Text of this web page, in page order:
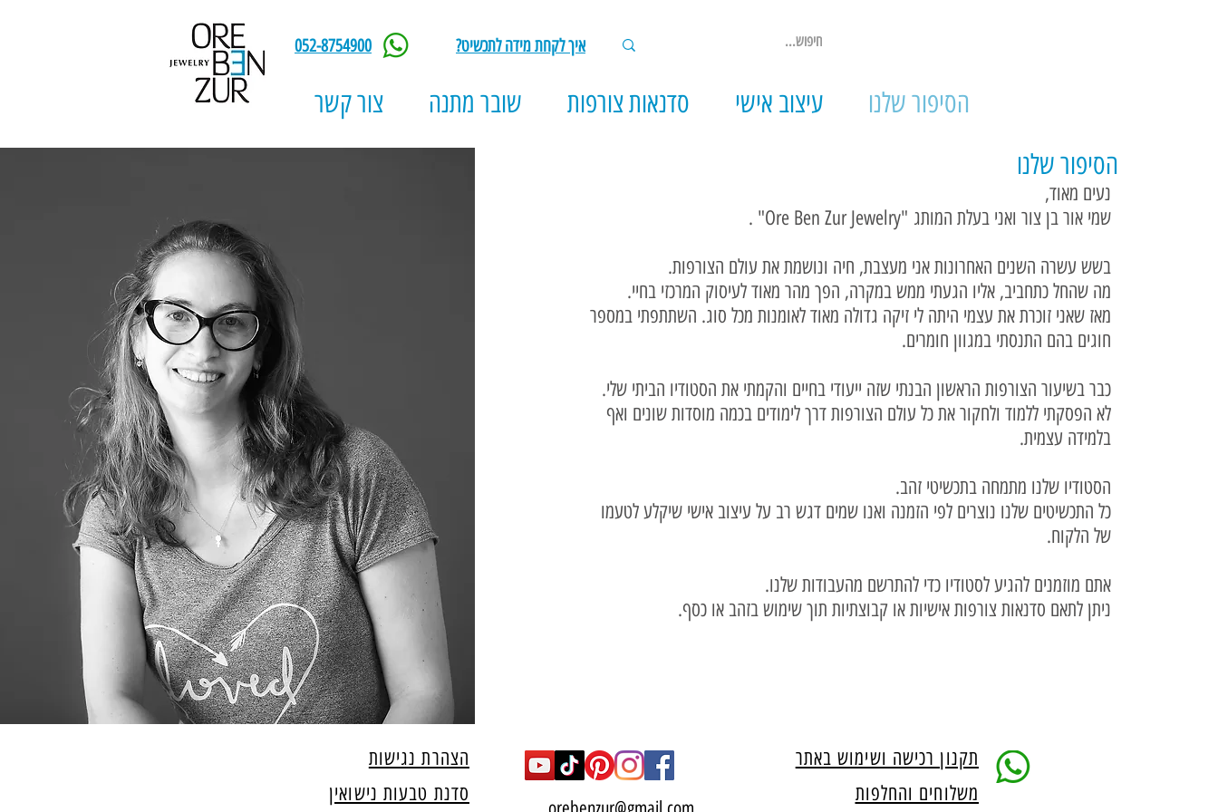
052-8754900 איך לקחת מידה לתכשיט?
הסיפור שלנו עיצוב אישי סדנאות צורפות שובר מתנה
צור קשר
הסיפור שלנו
נעים מאוד,
שמי אור בן צור ואני בעלת המותג "Ore Ben Zur Jewelry" .
בשש עשרה השנים האחרונות אני מעצבת, חיה ונושמת את עולם הצורפות.
מה שהחל כתחביב, אליו הגעתי ממש במקרה, הפך מהר מאוד לעיסוק המרכזי בחיי.
מאז שאני זוכרת את עצמי היתה לי זיקה גדולה מאוד לאומנות מכל סוג. השתתפתי במספר
חוגים בהם התנסתי במגוון חומרים.
כבר בשיעור הצורפות הראשון הבנתי שזה ייעודי בחיים והקמתי את הסטודיו הביתי שלי.
לא הפסקתי ללמוד ולחקור את כל עולם הצורפות דרך לימודים בכמה מוסדות שונים ואף
בלמידה עצמית.
הסטודיו שלנו מתמחה בתכשיטי זהב.
כל התכשיטים שלנו נוצרים לפי הזמנה ואנו שמים דגש רב על עיצוב אישי שיקלע לטעמו
של הלקוח.
אתם מוזמנים להגיע לסטודיו כדי להתרשם מהעבודות שלנו.
ניתן לתאם סדנאות צורפות אישיות או קבוצתיות תוך שימוש בזהב או כסף.
הצהרת נגישות
סדנת טבעות נישואין
תקנון רכישה ושימוש באתר
משלוחים והחלפות